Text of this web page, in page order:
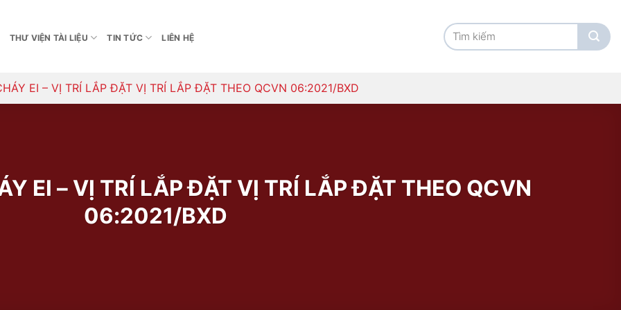
THƯ VIỆN TÀI LIỆU TIN TỨC LIÊN HỆ
Tìm
kiếm:
EI – VỊ TRÍ LẮP ĐẶT VỊ TRÍ LẮP ĐẶT THEO QCVN 06:2021/BXD
EI – VỊ TRÍ LẮP ĐẶT VỊ TRÍ LẮP ĐẶT THEO QCVN
06:2021/BXD